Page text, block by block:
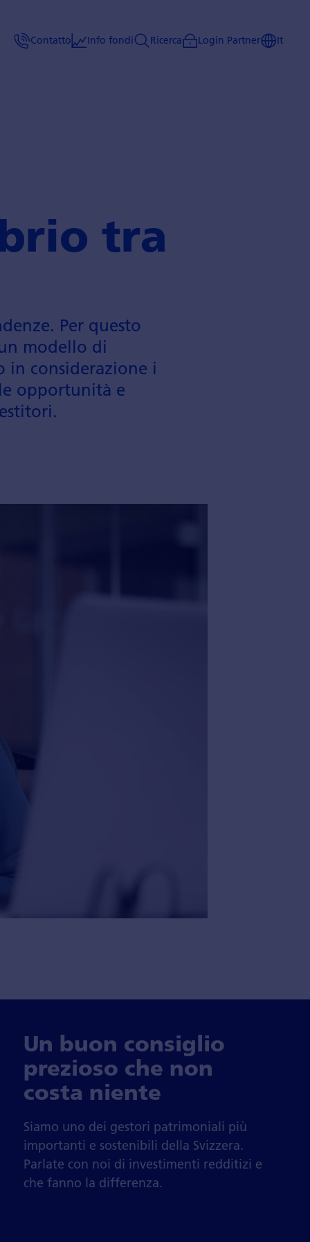
Contatto Info fondi Ricerca Login Partner It
tra
Per questo
modello di
in con­siderazione i
oppor­tunità e
Un buon consiglio
prezioso che non
costa niente
Siamo uno dei gestori patrimoniali più
importanti e sostenibili della Svizzera.
Parlate con noi di investimenti redditizi e
che fanno la differenza.